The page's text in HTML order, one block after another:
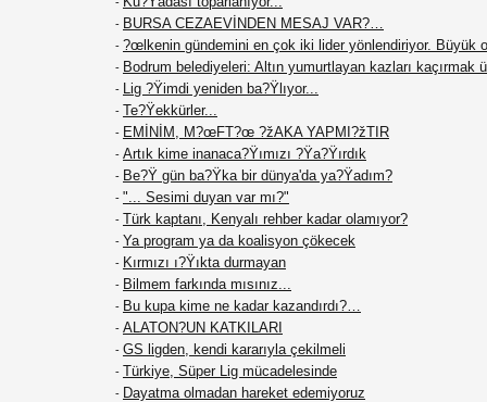
- BURSA CEZAEVİNDEN MESAJ VAR?…
- ?œlkenin gündemini en çok iki lider yönlendiriyor. Büyük
- Bodrum belediyeleri: Altın yumurtlayan kazları kaçırmak
- Lig ?Ÿimdi yeniden ba?Ÿlıyor...
- Te?Ÿekkürler...
- EMİNİM, M?œFT?œ ?žAKA YAPMI?žTIR
- Artık kime inanaca?Ÿımızı ?Ÿa?Ÿırdık
- Be?Ÿ gün ba?Ÿka bir dünya'da ya?Ÿadım?
- "... Sesimi duyan var mı?"
- Türk kaptanı, Kenyalı rehber kadar olamıyor?
- Ya program ya da koalisyon çökecek
- Kırmızı ı?Ÿıkta durmayan
- Bilmem farkında mısınız...
- Bu kupa kime ne kadar kazandırdı?…
- ALATON?UN KATKILARI
- GS ligden, kendi kararıyla çekilmeli
- Türkiye, Süper Lig mücadelesinde
- Dayatma olmadan hareket edemiyoruz